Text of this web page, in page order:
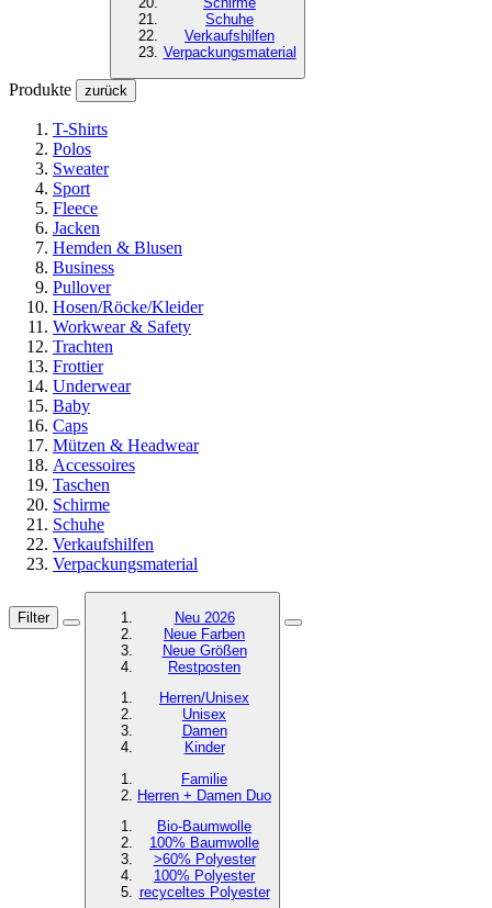
Schuhe
Verkaufshilfen
Verpackungsmaterial
Produkte zurück
T-Shirts
Polos
Sweater
Sport
Fleece
Jacken
Hemden & Blusen
Business
Pullover
Hosen/Röcke/Kleider
Workwear & Safety
Trachten
Frottier
Underwear
Baby
Caps
Mützen & Headwear
Accessoires
Taschen
Schirme
Schuhe
Verkaufshilfen
Verpackungsmaterial
Filter
Neu 2026
Neue Farben
Neue Größen
Restposten
Herren/Unisex
Unisex
Damen
Kinder
Familie
Herren + Damen Duo
Bio-Baumwolle
100% Baumwolle
>60% Polyester
100% Polyester
recyceltes Polyester